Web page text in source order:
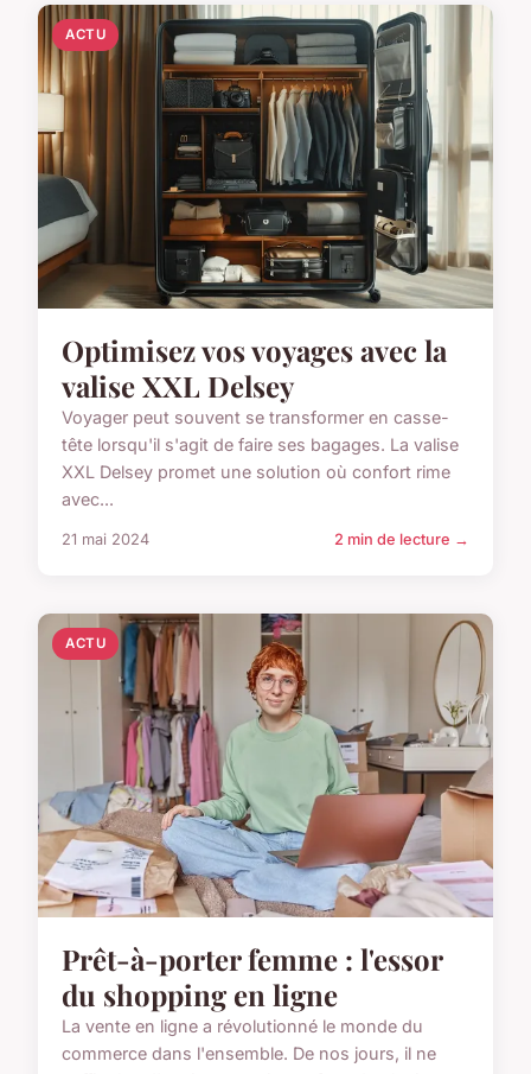
ACTU
Optimisez vos voyages avec la
valise XXL Delsey
Voyager peut souvent se transformer en casse-
tête lorsqu'il s'agit de faire ses bagages. La valise
XXL Delsey promet une solution où confort rime
avec...
21 mai 2024 2 min de lecture →
ACTU
Prêt-à-porter femme : l'essor
du shopping en ligne
La vente en ligne a révolutionné le monde du
commerce dans l'ensemble. De nos jours, il ne